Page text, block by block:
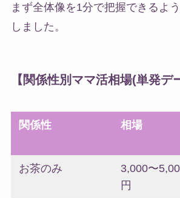
まず全体像を1分で把握できるよ
しました。
【関係性別ママ活相場(単発デ
関係性 相場
お茶のみ
3,000〜
円